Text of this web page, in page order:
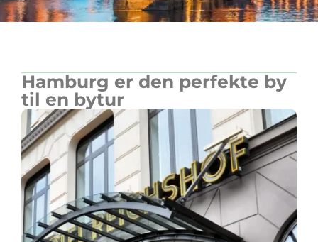
Hamburg er den perfekte by
til en bytur